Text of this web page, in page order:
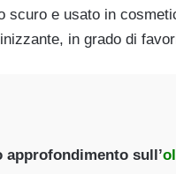
scuro e usato in
in grado di
sull’